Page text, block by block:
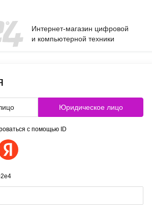
Интернет-магазин цифровой
и компьютерной техники
Юридическое лицо
с помощью ID